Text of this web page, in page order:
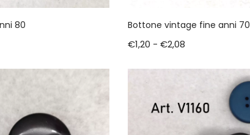
80 Bottone vintage fine anni 70
€1,20 - €2,08